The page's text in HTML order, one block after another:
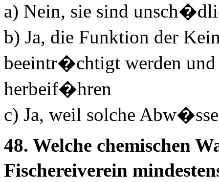
a) Nein, sie sind
b) Ja, die Funktion der
beeintr�chtigt werden und
herbeif�hren
c) Ja, weil solche
48. Welche chemischen
Fischereiverein